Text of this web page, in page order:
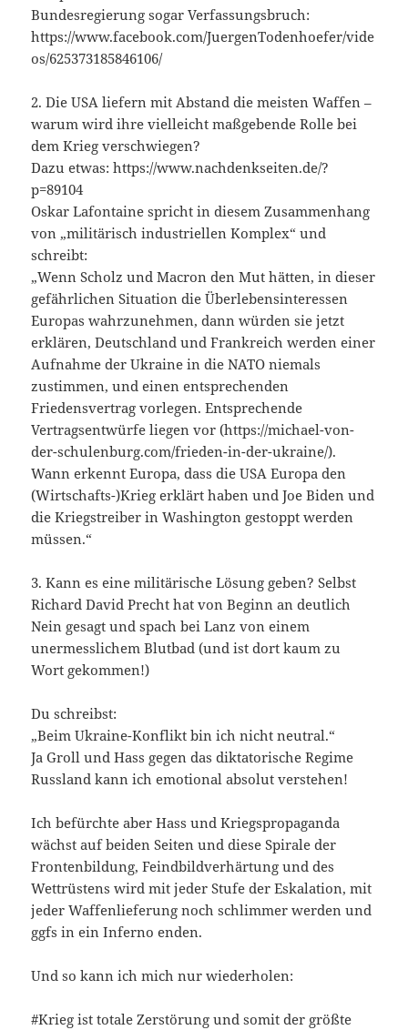
Bundesregierung sogar Verfassungsbruch:
https://www.facebook.com/JuergenTodenhoefer/vide
os/625373185846106/
2. Die USA liefern mit Abstand die meisten Waffen –
warum wird ihre vielleicht maßgebende Rolle bei
dem Krieg verschwiegen?
Dazu etwas: https://www.nachdenkseiten.de/?
p=89104
Oskar Lafontaine spricht in diesem Zusammenhang
von „militärisch industriellen Komplex“ und
schreibt:
„Wenn Scholz und Macron den Mut hätten, in dieser
gefährlichen Situation die Überlebensinteressen
Europas wahrzunehmen, dann würden sie jetzt
erklären, Deutschland und Frankreich werden einer
Aufnahme der Ukraine in die NATO niemals
zustimmen, und einen entsprechenden
Friedensvertrag vorlegen. Entsprechende
Vertragsentwürfe liegen vor (https://michael-von-
der-schulenburg.com/frieden-in-der-ukraine/).
Wann erkennt Europa, dass die USA Europa den
(Wirtschafts-)Krieg erklärt haben und Joe Biden und
die Kriegstreiber in Washington gestoppt werden
müssen.“
3. Kann es eine militärische Lösung geben? Selbst
Richard David Precht hat von Beginn an deutlich
Nein gesagt und spach bei Lanz von einem
unermesslichem Blutbad (und ist dort kaum zu
Wort gekommen!)
Du schreibst:
„Beim Ukraine-Konflikt bin ich nicht neutral.“
Ja Groll und Hass gegen das diktatorische Regime
Russland kann ich emotional absolut verstehen!
Ich befürchte aber Hass und Kriegspropaganda
wächst auf beiden Seiten und diese Spirale der
Frontenbildung, Feindbildverhärtung und des
Wettrüstens wird mit jeder Stufe der Eskalation, mit
jeder Waffenlieferung noch schlimmer werden und
ggfs in ein Inferno enden.
Und so kann ich mich nur wiederholen:
#Krieg ist totale Zerstörung und somit der größte